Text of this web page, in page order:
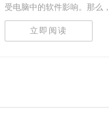
受电脑中的软件影响。那么
立即阅读